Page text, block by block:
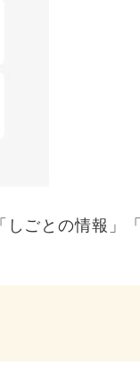
しごとの情報」